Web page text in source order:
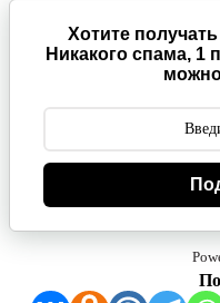
Хотите
Никакого спама, 1